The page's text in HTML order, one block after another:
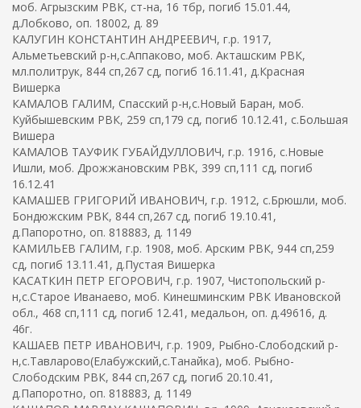
моб. Агрызским РВК, ст-на, 16 тбр, погиб 15.01.44,
д.Лобково, оп. 18002, д. 89
КАЛУГИН КОНСТАНТИН АНДРЕЕВИЧ, г.р. 1917,
Альметьевский р-н,с.Аппаково, моб. Акташским РВК,
мл.политрук, 844 сп,267 сд, погиб 16.11.41, д.Красная
Вишерка
КАМАЛОВ ГАЛИМ, Спасский р-н,с.Новый Баран, моб.
Куйбышевским РВК, 259 сп,179 сд, погиб 10.12.41, с.Большая
Вишера
КАМАЛОВ ТАУФИК ГУБАЙДУЛЛОВИЧ, г.р. 1916, с.Новые
Ишли, моб. Дрожжановским РВК, 399 сп,111 сд, погиб
16.12.41
КАМАШЕВ ГРИГОРИЙ ИВАНОВИЧ, г.р. 1912, с.Брюшли, моб.
Бондюжским РВК, 844 сп,267 сд, погиб 19.10.41,
д.Папоротно, оп. 818883, д. 1149
КАМИЛЬЕВ ГАЛИМ, г.р. 1908, моб. Арским РВК, 944 сп,259
сд, погиб 13.11.41, д.Пустая Вишерка
КАСАТКИН ПЕТР ЕГОРОВИЧ, г.р. 1907, Чистопольский р-
н,с.Старое Иванаево, моб. Кинешминским РВК Ивановской
обл., 468 сп,111 сд, погиб 12.41, медальон, оп. д.49616, д.
46г.
КАШАЕВ ПЕТР ИВАНОВИЧ, г.р. 1909, Рыбно-Слободский р-
н,с.Тавларово(Елабужский,с.Танайка), моб. Рыбно-
Слободским РВК, 844 сп,267 сд, погиб 20.10.41,
д.Папоротно, оп. 818883, д. 1149